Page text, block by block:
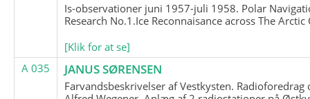
Is-observationer juni 1957-juli 1958. Polar
Research No.1.Ice Reconnaisance across The Arctic
[Klik for at se]
A 035
JANUS SØRENSEN
Farvandsbeskrivelser af Vestkysten. Radioforedrag